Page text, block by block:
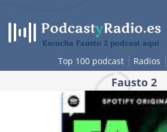
contenido
Escucha Fausto 2 podcast aquí
Top 100 podcast Radios
Fausto 2